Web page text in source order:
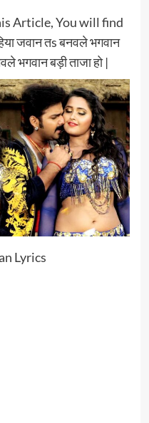
Article, You will find
जवान तs बनवले भगवान
भगवान बड़ी ताजा हो |
Lyrics